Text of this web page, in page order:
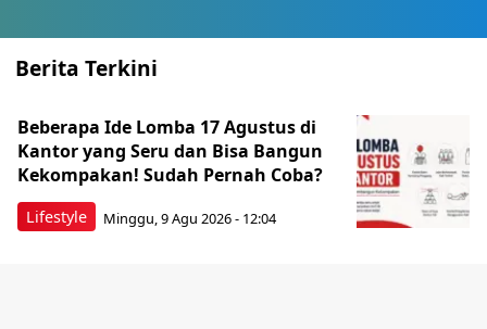
Berita Terkini
Lifestyle
Beberapa Ide Lomba 17 Agustus di
Kantor yang Seru dan Bisa Bangun
Kekompakan! Sudah Pernah Coba?
Minggu, 9 Agu 2026 - 12:04